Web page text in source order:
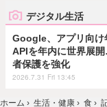
デジタル生活
Google、アプリ向け
APIを年内に世界展
者保護を強化
2026.7.31 Fri 13:45
ホーム › 生活・健康 › 食 ›